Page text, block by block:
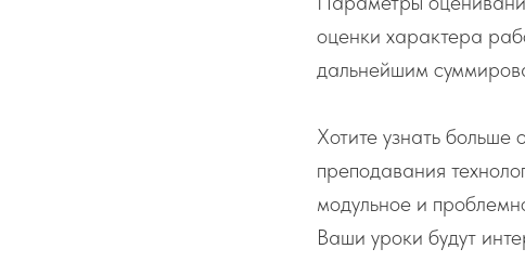
оценки характера
дальнейшим
Хотите узнать больше
преподавания
модульное и
Ваши уроки будут